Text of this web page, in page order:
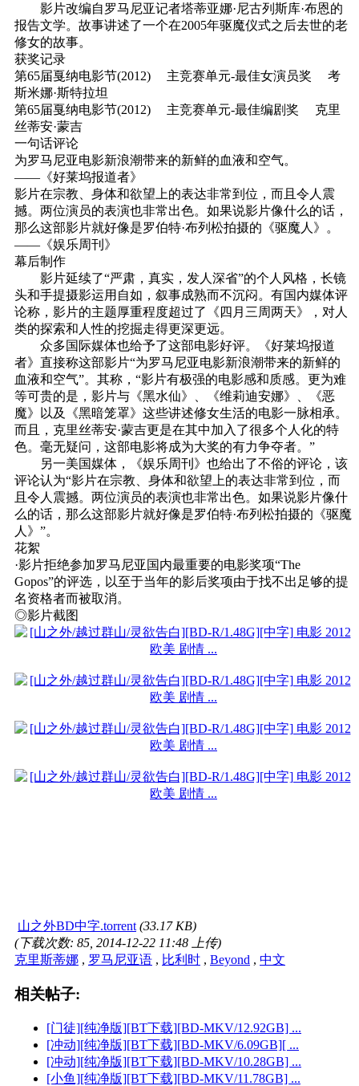
影片改编自罗马尼亚记者塔蒂亚娜·尼古列斯库·布恩的
报告文学。故事讲述了一个在2005年驱魔仪式之后去世的老
修女的故事。
获奖记录
第65届戛纳电影节(2012) 主竞赛单元-最佳女演员奖 考
斯米娜·斯特拉坦
第65届戛纳电影节(2012) 主竞赛单元-最佳编剧奖 克里
丝蒂安·蒙吉
一句话评论
为罗马尼亚电影新浪潮带来的新鲜的血液和空气。
——《好莱坞报道者》
影片在宗教、身体和欲望上的表达非常到位，而且令人震
撼。两位演员的表演也非常出色。如果说影片像什么的话，
那么这部影片就好像是罗伯特·布列松拍摄的《驱魔人》。
——《娱乐周刊》
幕后制作
影片延续了“严肃，真实，发人深省”的个人风格，长镜
头和手提摄影运用自如，叙事成熟而不沉闷。有国内媒体评
论称，影片的主题厚重程度超过了《四月三周两天》，对人
类的探索和人性的挖掘走得更深更远。
众多国际媒体也给予了这部电影好评。《好莱坞报道
者》直接称这部影片“为罗马尼亚电影新浪潮带来的新鲜的
血液和空气”。其称，“影片有极强的电影感和质感。更为难
等可贵的是，影片与《黑水仙》、《维莉迪安娜》、《恶
魔》以及《黑暗笼罩》这些讲述修女生活的电影一脉相承。
而且，克里丝蒂安·蒙吉更是在其中加入了很多个人化的特
色。毫无疑问，这部电影将成为大奖的有力争夺者。”
另一美国媒体，《娱乐周刊》也给出了不俗的评论，该
评论认为“影片在宗教、身体和欲望上的表达非常到位，而
且令人震撼。两位演员的表演也非常出色。如果说影片像什
么的话，那么这部影片就好像是罗伯特·布列松拍摄的《驱魔
人》”。
花絮
·影片拒绝参加罗马尼亚国内最重要的电影奖项“The
Gopos”的评选，以至于当年的影后奖项由于找不出足够的提
名资格者而被取消。
◎影片截图
山之外BD中字.torrent (33.17 KB)
(下载次数: 85, 2014-12-22 11:48 上传)
克里斯蒂娜 , 罗马尼亚语 , 比利时 , Beyond , 中文
相关帖子:
[门徒][纯净版][BT下载][BD-MKV/12.92GB] ...
[冲动][纯净版][BT下载][BD-MKV/6.09GB][ ...
[冲动][纯净版][BT下载][BD-MKV/10.28GB] ...
[小鱼][纯净版][BT下载][BD-MKV/11.78GB] ...